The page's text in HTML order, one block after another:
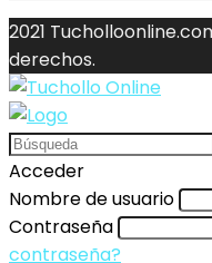
2021
derechos.
Search
for:
Acceder
Nombre de usuario
Contraseña
contraseña?